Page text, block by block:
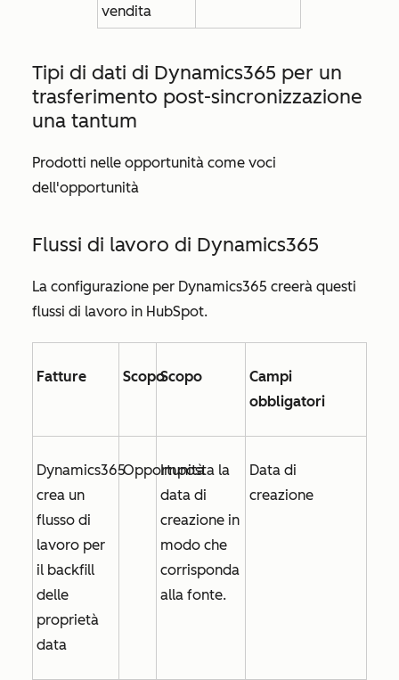
vendita
Tipi di dati di Dynamics365 per un
trasferimento post-sincronizzazione
una tantum
Prodotti nelle opportunità come voci
dell'opportunità
Flussi di lavoro di Dynamics365
La configurazione per Dynamics365 creerà questi
flussi di lavoro in HubSpot.
Fatture ScopoScopo
Campi
obbligatori
Dynamics365
crea un
flusso di
lavoro per
il backfill
delle
proprietà
data
Opportunità
Imposta la
data di
creazione in
modo che
corrisponda
alla fonte.
Data di
creazione